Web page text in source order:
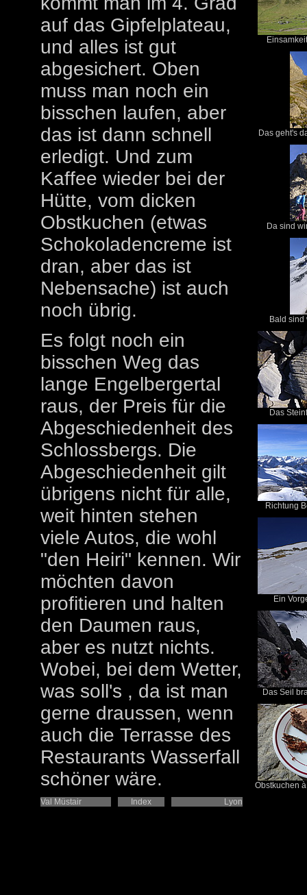
auf das Gipfelplateau,
und alles ist gut
abgesichert. Oben
muss man noch ein
bisschen laufen, aber
das ist dann schnell
erledigt. Und zum
Kaffee wieder bei der
Hütte, vom dicken
Obstkuchen (etwas
Schokoladencreme ist
dran, aber das ist
Nebensache) ist auch
noch übrig.
Es folgt noch ein
bisschen Weg das
lange Engelbergertal
raus, der Preis für die
Abgeschiedenheit des
Schlossbergs. Die
Abgeschiedenheit gilt
übrigens nicht für alle,
weit hinten stehen
viele Autos, die wohl
"den Heiri" kennen. Wir
möchten davon
profitieren und halten
den Daumen raus,
aber es nutzt nichts.
Wobei, bei dem Wetter,
was soll's , da ist man
gerne draussen, wenn
auch die Terrasse des
Restaurants Wasserfall
schöner wäre.
Das geht's
Da sind
Bald sind
Das
Richtung
Ein
Das Seil
Obstkuchen
Val Müstair
Index Lyon